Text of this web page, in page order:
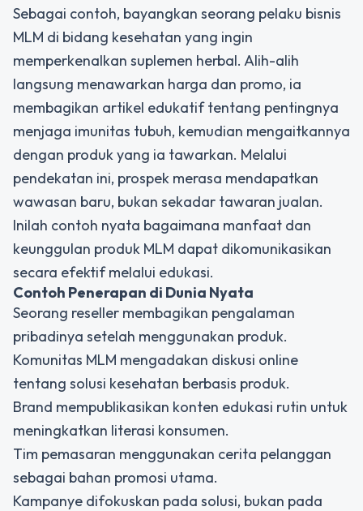
Sebagai contoh, bayangkan seorang pelaku bisnis
MLM di bidang kesehatan yang ingin
memperkenalkan suplemen herbal. Alih-alih
langsung menawarkan harga dan promo, ia
membagikan artikel edukatif tentang pentingnya
menjaga imunitas tubuh, kemudian mengaitkannya
dengan produk yang ia tawarkan. Melalui
pendekatan ini, prospek merasa mendapatkan
wawasan baru, bukan sekadar tawaran jualan.
Inilah contoh nyata bagaimana manfaat dan
keunggulan produk MLM dapat dikomunikasikan
secara efektif melalui edukasi.
Contoh Penerapan di Dunia Nyata
Seorang reseller membagikan pengalaman
pribadinya setelah menggunakan produk.
Komunitas MLM mengadakan diskusi online
tentang solusi kesehatan berbasis produk.
Brand mempublikasikan konten edukasi rutin untuk
meningkatkan literasi konsumen.
Tim pemasaran menggunakan cerita pelanggan
sebagai bahan promosi utama.
Kampanye difokuskan pada solusi, bukan pada